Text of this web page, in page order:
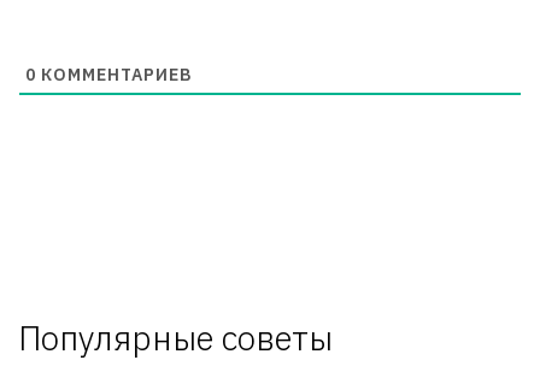
0 КОММЕНТАРИЕВ
Популярные советы